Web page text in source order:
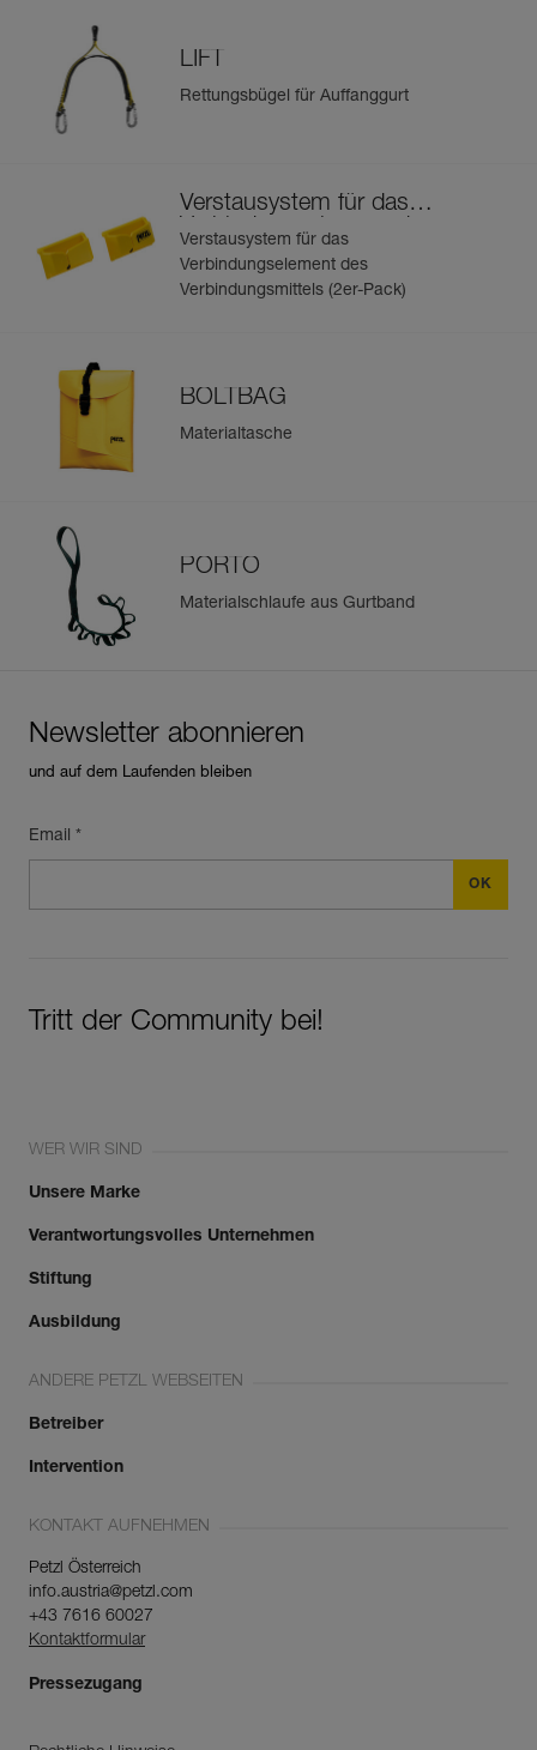
LIFT
Rettungsbügel für Auffanggurt
Verstausystem für das
Verbindungselement des
Verbindungsmittels
Verstausystem für das
Verbindungselement des
Verbindungsmittels (2er-Pack)
BOLTBAG
Materialtasche
PORTO
Materialschlaufe aus Gurtband
Newsletter abonnieren
und auf dem Laufenden bleiben
Email *
Tritt der Community bei!
WER WIR SIND
Unsere Marke
Verantwortungsvolles Unternehmen
Stiftung
Ausbildung
ANDERE PETZL WEBSEITEN
Betreiber
Intervention
KONTAKT AUFNEHMEN
Petzl Österreich
info.austria@petzl.com
+43 7616 60027
Kontaktformular
Pressezugang